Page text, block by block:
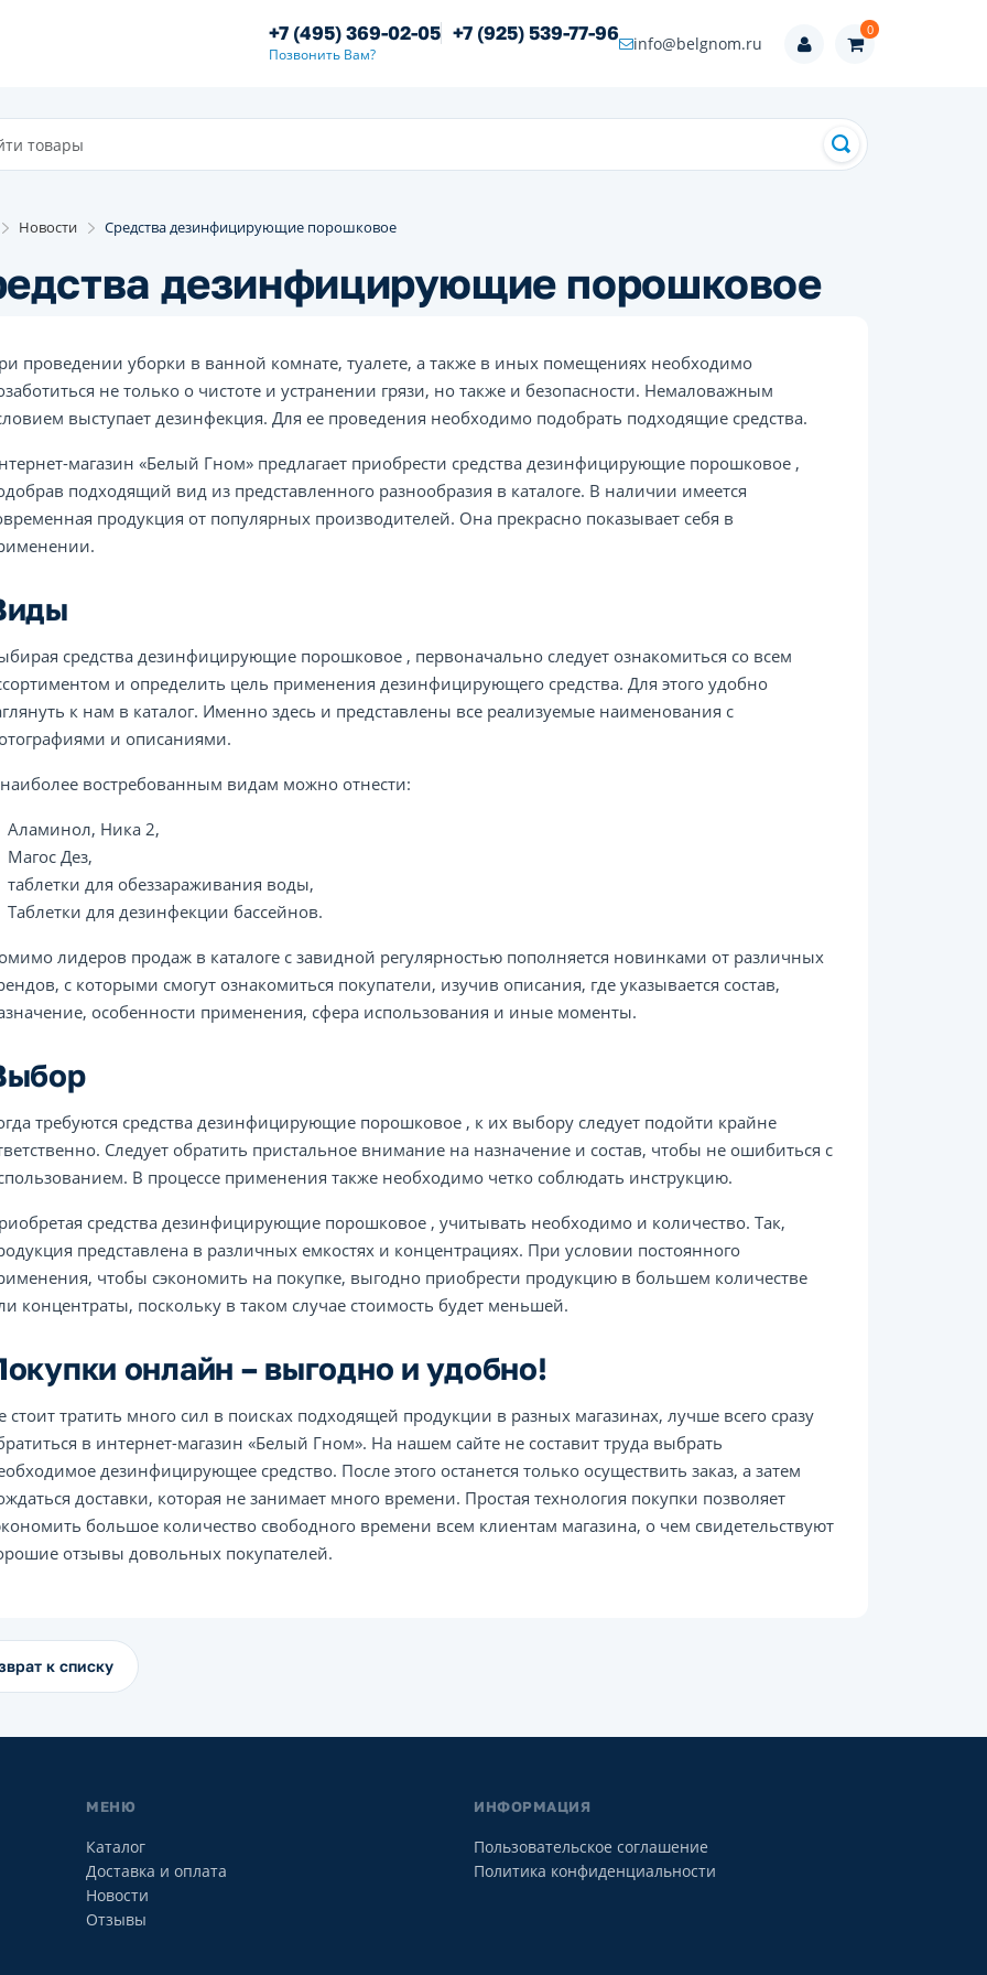
+7 (495) 369-02-05 +7 (925) 539-77-96
Позвонить Вам?
info@belgnom.ru
0
Новости Средства дезинфицирующие порошковое
дезинфицирующие порошковое
проведении уборки в ванной комнате, туалете, а также в иных помещениях необходимо
не только о чистоте и устранении грязи, но также и безопасности. Немаловажным
выступает дезинфекция. Для ее проведения необходимо подобрать подходящие средства.
магазин «Белый Гном» предлагает приобрести средства дезинфицирующие порошковое ,
подходящий вид из представленного разнообразия в каталоге. В наличии имеется
продукция от популярных производителей. Она прекрасно показывает себя в
средства дезинфицирующие порошковое , первоначально следует ознакомиться со всем
и определить цель применения дезинфицирующего средства. Для этого удобно
к нам в каталог. Именно здесь и представлены все реализуемые наименования с
и описаниями.
востребованным видам можно отнести:
Аламинол, Ника 2,
Магос Дез,
таблетки для обеззараживания воды,
Таблетки для дезинфекции бассейнов.
лидеров продаж в каталоге с завидной регулярностью пополняется новинками от различных
с которыми смогут ознакомиться покупатели, изучив описания, где указывается состав,
особенности применения, сфера использования и иные моменты.
требуются средства дезинфицирующие порошковое , к их выбору следует подойти крайне
Следует обратить пристальное внимание на назначение и состав, чтобы не ошибиться с
В процессе применения также необходимо четко соблюдать инструкцию.
средства дезинфицирующие порошковое , учитывать необходимо и количество. Так,
представлена в различных емкостях и концентрациях. При условии постоянного
чтобы сэкономить на покупке, выгодно приобрести продукцию в большем количестве
концентраты, поскольку в таком случае стоимость будет меньшей.
онлайн – выгодно и удобно!
стоит тратить много сил в поисках подходящей продукции в разных магазинах, лучше всего сразу
в интернет-магазин «Белый Гном». На нашем сайте не составит труда выбрать
дезинфицирующее средство. После этого останется только осуществить заказ, а затем
доставки, которая не занимает много времени. Простая технология покупки позволяет
большое количество свободного времени всем клиентам магазина, о чем свидетельствуют
отзывы довольных покупателей.
к списку
МЕНЮ
Каталог
Доставка и оплата
Новости
Отзывы
ИНФОРМАЦИЯ
Пользовательское соглашение
Политика конфиденциальности